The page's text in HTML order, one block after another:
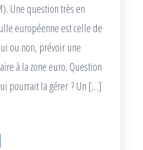
Une question très en
européenne est celle de
ou non, prévoir une
à la zone euro. Question
pourrait la gérer ? Un […]